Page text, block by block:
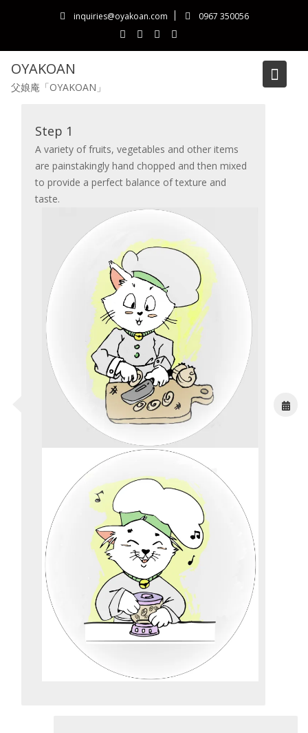
inquiries@oyakoan.com 0967 350056
OYAKOAN
父娘庵「OYAKOAN」
Oyakoan Tare Making
Step 1
A variety of fruits, vegetables and other items
are painstakingly hand chopped and then mixed
to provide a perfect balance of texture and
taste.